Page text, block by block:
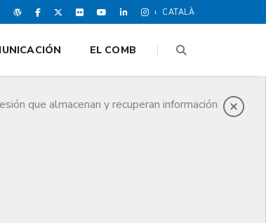
CATALÀ
que almacenan y recuperan información
EL COMB